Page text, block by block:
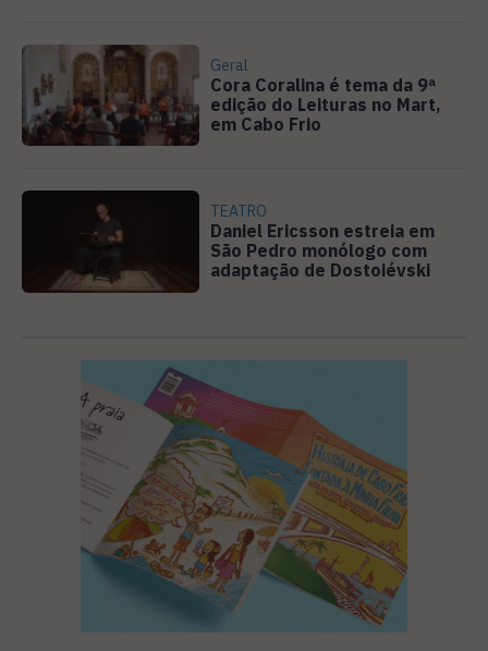
Geral
Cora Coralina é tema da 9ª
edição do Leituras no Mart,
em Cabo Frio
TEATRO
Daniel Ericsson estreia em
São Pedro monólogo com
adaptação de Dostoiévski